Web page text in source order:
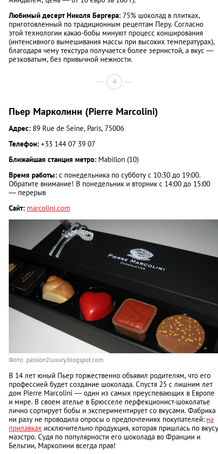
Любимый десерт Николя Бергера: 75% шоколад в плитках,
приготовленный по традиционным рецептам Перу. Согласно
этой технологии какао-бобы минуют процесс конширования
(интенсивного вымешивания массы при высоких температурах),
благодаря чему текстура получается более зернистой, а вкус —
резковатым, без привычной нежности.
4
Пьер Марколини (Pierre Marcolini)
Адрес: 89 Rue de Seine, Paris, 75006
Телефон: +33 144 07 39 07
Ближайшая станция метро: Mabillon (10)
Время работы: с понедельника по субботу с 10:30 до 19:00.
Обратите внимание! В понедельник и вторник с 14:00 до 15:00
— перерыв
Сайт: marcolini.com
Фото: passion2luxury.blogspot.com
В 14 лет юный Пьер торжественно объявил родителям, что его
профессией будет создание шоколада. Спустя 25 с лишним лет
дом Pierre Marcolini — один из самых преуспевающих в Европе
и мире. В своем ателье в Брюсселе перфекционист-шоколатье
лично сортирует бобы и экспериментирует со вкусами. Фабрика
ни разу не проводила опросы о предпочтениях покупателей: на
прилавках исключительно продукция, которая пришлась по вкусу
маэстро. Судя по популярности его шоколада во Франции и
Бельгии, Марколини всегда прав!